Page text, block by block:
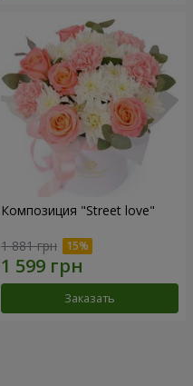
Композиция "Street love"
1 881 грн
Заказать